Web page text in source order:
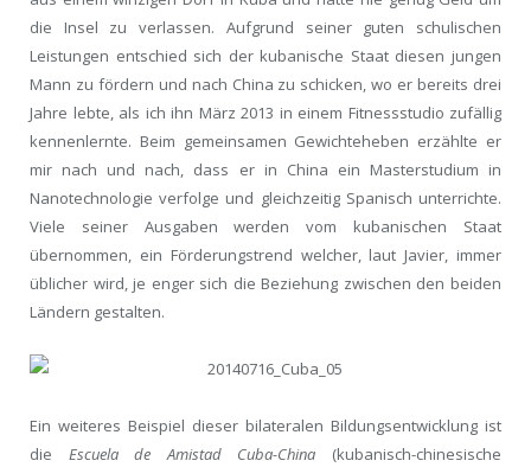
die Insel zu verlassen. Aufgrund seiner guten schulischen
Leistungen entschied sich der kubanische Staat diesen jungen
Mann zu fördern und nach China zu schicken, wo er bereits drei
Jahre lebte, als ich ihn März 2013 in einem Fitnessstudio zufällig
kennenlernte. Beim gemeinsamen Gewichteheben erzählte er
mir nach und nach, dass er in China ein Masterstudium in
Nanotechnologie verfolge und gleichzeitig Spanisch unterrichte.
Viele seiner Ausgaben werden vom kubanischen Staat
übernommen, ein Förderungstrend welcher, laut Javier, immer
üblicher wird, je enger sich die Beziehung zwischen den beiden
Ländern gestalten.
Ein weiteres Beispiel dieser bilateralen Bildungsentwicklung ist
die Escuela de Amistad Cuba-China (kubanisch-chinesische